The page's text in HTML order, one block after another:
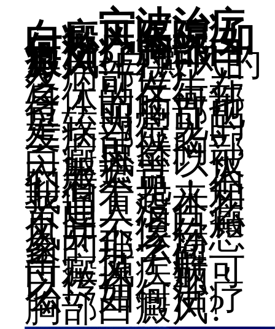
宁波治疗
白癜风医院,如
何治疗胸部白
癜风?白癜风的
发病部位广
泛，可发生在
身体的任何部
位，而胸部也
是较为常见的
发病部位之
一。虽然胸部
白癜风可以被
衣服遮盖，人
们看不见，但
我们看起来和
普通人没什么
不同，但白癜
风并不像你想
象的那么简
单。据了解，
白癜风疾病可
以传播。那
么，如何治疗
胸部白癜风?